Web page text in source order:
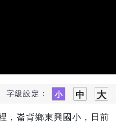
字級設定：
，崙背鄉東興國小，日前